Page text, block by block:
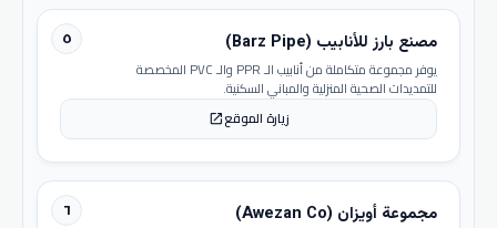
٥ مصنع بارز للأنابيب (Barz Pipe)
يوفر مجموعة متكاملة من أنابيب الـ PPR والـ PVC المخصصة
للتمديدات الصحية المنزلية والمباني السكنية.
زيارة الموقعopen_in_new
٦ مجموعة أويزان (Awezan Co)